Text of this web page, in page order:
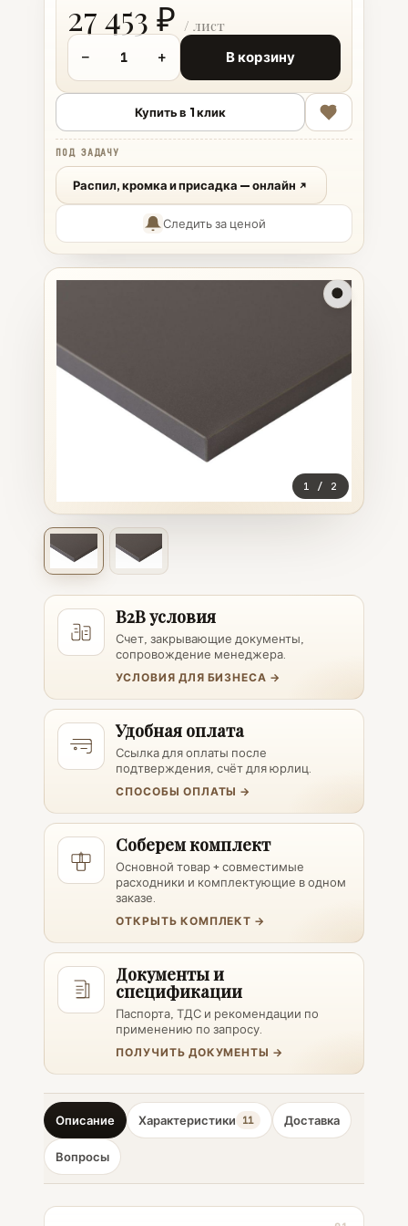
1 / 2
27 453 ₽
− + В корзину
Купить в 1 клик
ПОД ЗАДАЧУ
Распил, кромка и присадка — онлайн
Следить за ценой
B2B условия
Счет, закрывающие документы,
сопровождение менеджера.
УСЛОВИЯ ДЛЯ БИЗНЕСА →
Удобная оплата
Ссылка для оплаты после
подтверждения, счёт для юрлиц.
СПОСОБЫ ОПЛАТЫ →
Соберем комплект
Основной товар + совместимые
расходники и комплектующие в одном
заказе.
ОТКРЫТЬ КОМПЛЕКТ →
Документы и
спецификации
Паспорта, ТДС и рекомендации по
применению по запросу.
ПОЛУЧИТЬ ДОКУМЕНТЫ →
Описание Характеристики 11 Доставка
Вопросы